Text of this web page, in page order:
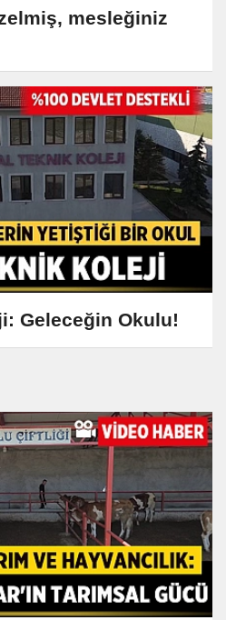
mesleğiniz
Geleceğin Okulu!